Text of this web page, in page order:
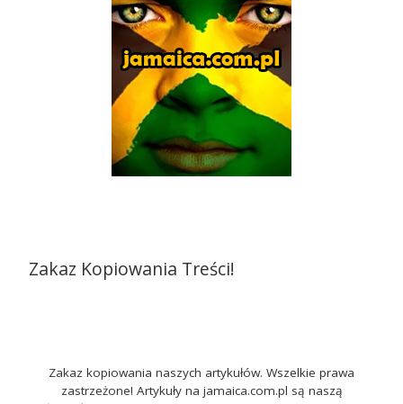
Zakaz Kopiowania Treści!
Zakaz kopiowania naszych artykułów. Wszelkie prawa
zastrzeżone! Artykuły na jamaica.com.pl są naszą